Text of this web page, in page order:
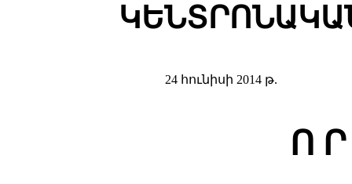
24 հունիսի 2014 թ.
Ո